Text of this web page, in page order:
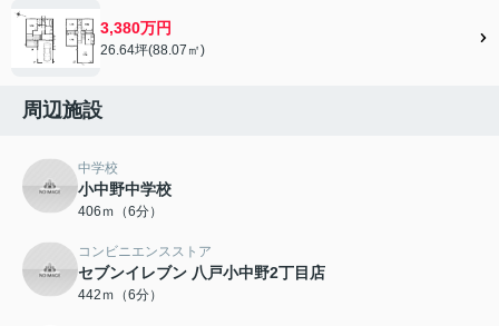
3,380万円
26.64坪(88.07㎡)
周辺施設
中学校
小中野中学校
406ｍ（6分）
コンビニエンスストア
セブンイレブン 八戸小中野2丁目店
442ｍ（6分）